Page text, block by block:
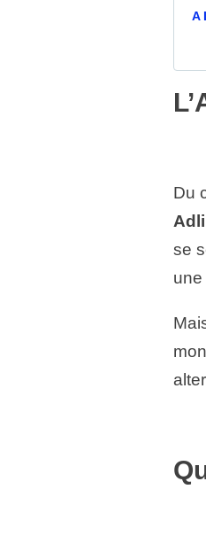
A
Du
Adli
se
une